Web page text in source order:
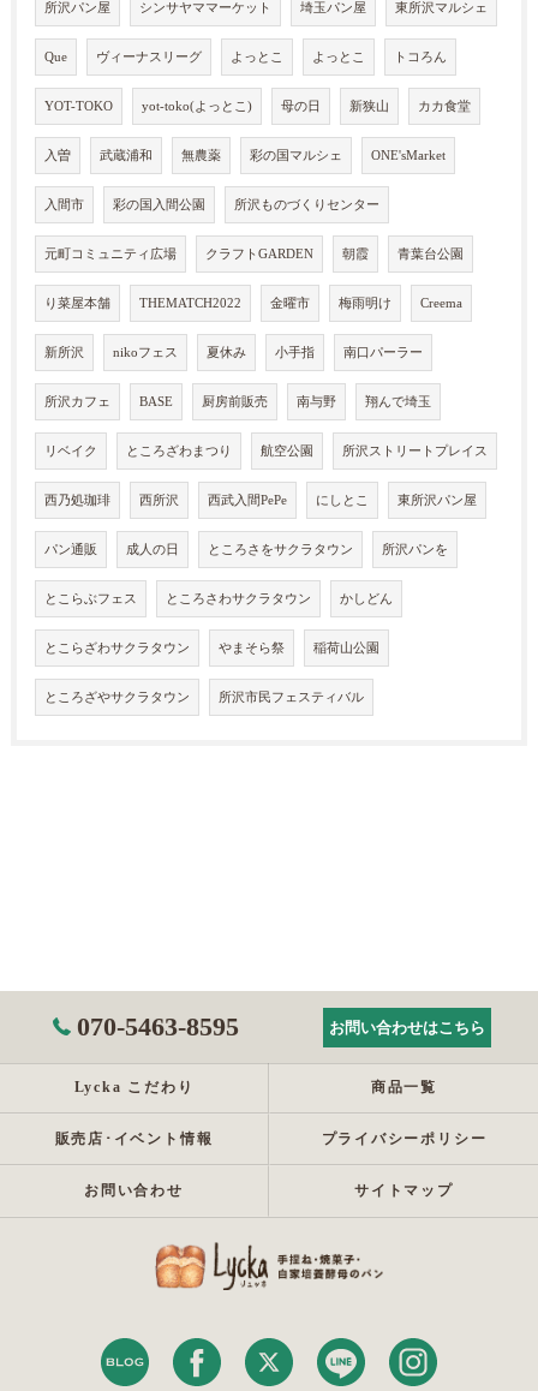
所沢パン屋 シンサヤママーケット 埼玉パン屋 東所沢マルシェ
Que ヴィーナスリーグ よっとこ よっとこ トコろん
YOT-TOKO yot-toko(よっとこ) 母の日 新狭山 カカ食堂
入曽 武蔵浦和 無農薬 彩の国マルシェ ONE'sMarket
入間市 彩の国入間公園 所沢ものづくりセンター
元町コミュニティ広場 クラフトGARDEN 朝霞 青葉台公園
り菜屋本舗 THEMATCH2022 金曜市 梅雨明け Creema
新所沢 nikoフェス 夏休み 小手指 南口パーラー
所沢カフェ BASE 厨房前販売 南与野 翔んで埼玉
リベイク ところざわまつり 航空公園 所沢ストリートプレイス
西乃処珈琲 西所沢 西武入間PePe にしとこ 東所沢パン屋
パン通販 成人の日 ところさをサクラタウン 所沢パンを
とこらぶフェス ところさわサクラタウン かしどん
とこらざわサクラタウン やまそら祭 稲荷山公園
ところざやサクラタウン 所沢市民フェスティバル
070-5463-8595 お問い合わせはこちら
Lycka こだわり 商品一覧
販売店･イベント情報 プライバシーポリシー
お問い合わせ サイトマップ